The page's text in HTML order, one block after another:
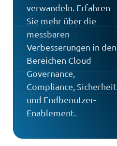
verwandeln. Erfahren
Sie mehr über die
messbaren
Verbesserungen in den
Bereichen Cloud
Governance,
Compliance, Sicherheit
und Endbenutzer-
Enablement.